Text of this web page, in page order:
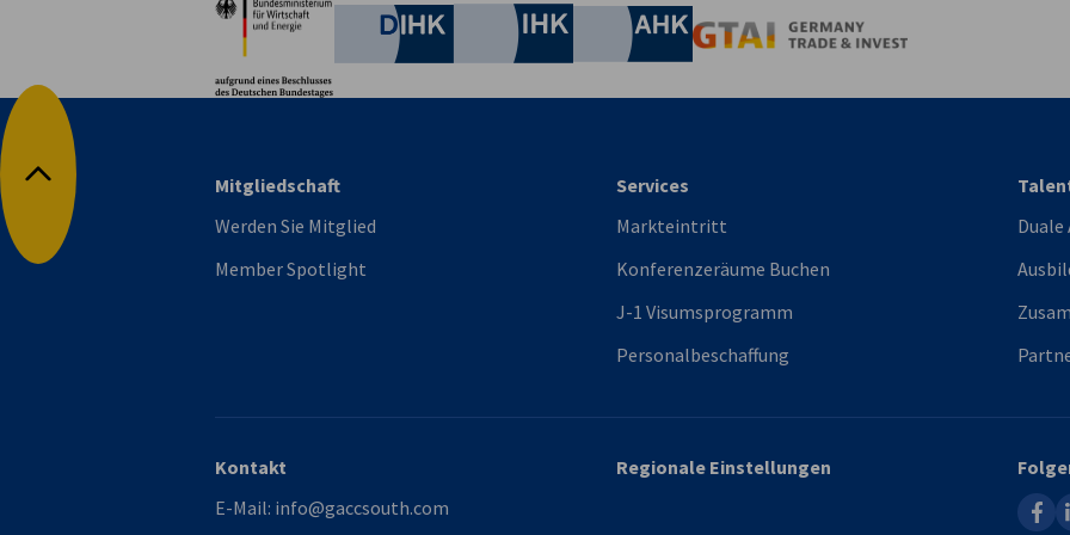
Deutsche Industrie- und Handelskammer
Industrie- und Handelskammer
AHK.de
Nach oben
Mitgliedschaft
Werden Sie Mitglied
Member Spotlight
Services
Markteintritt
Konferenzeräume Buchen
J-1 Visumsprogramm
Personalbeschaffung
Duale
Kontakt
E-Mail: info@gaccsouth.com
Regionale Einstellungen